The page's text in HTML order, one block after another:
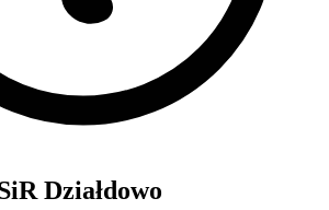
Działdowo